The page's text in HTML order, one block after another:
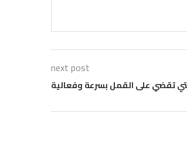
next post
تقضي على القمل بسرعة وفعالية